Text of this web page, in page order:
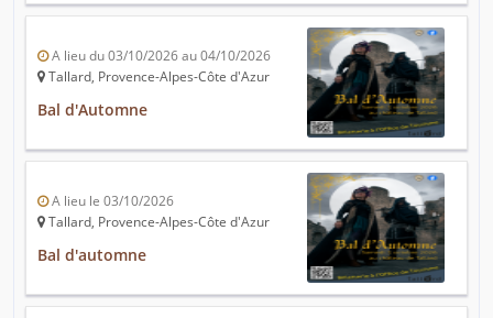
A lieu du 03/10/2026 au 04/10/2026
Tallard, Provence-Alpes-Côte d'Azur
Bal d'Automne
A lieu le 03/10/2026
Tallard, Provence-Alpes-Côte d'Azur
Bal d'automne